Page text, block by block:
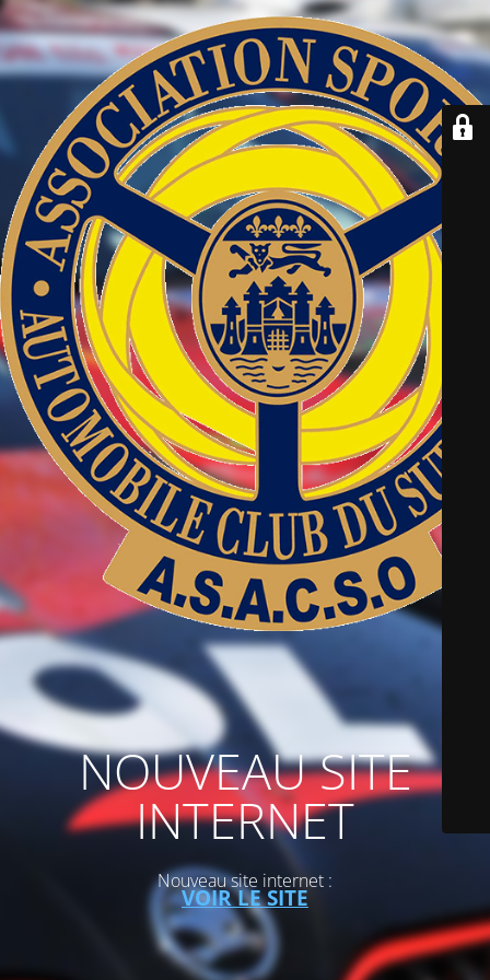
NOUVEAU SITE
INTERNET
Nouveau site internet :
VOIR LE SITE